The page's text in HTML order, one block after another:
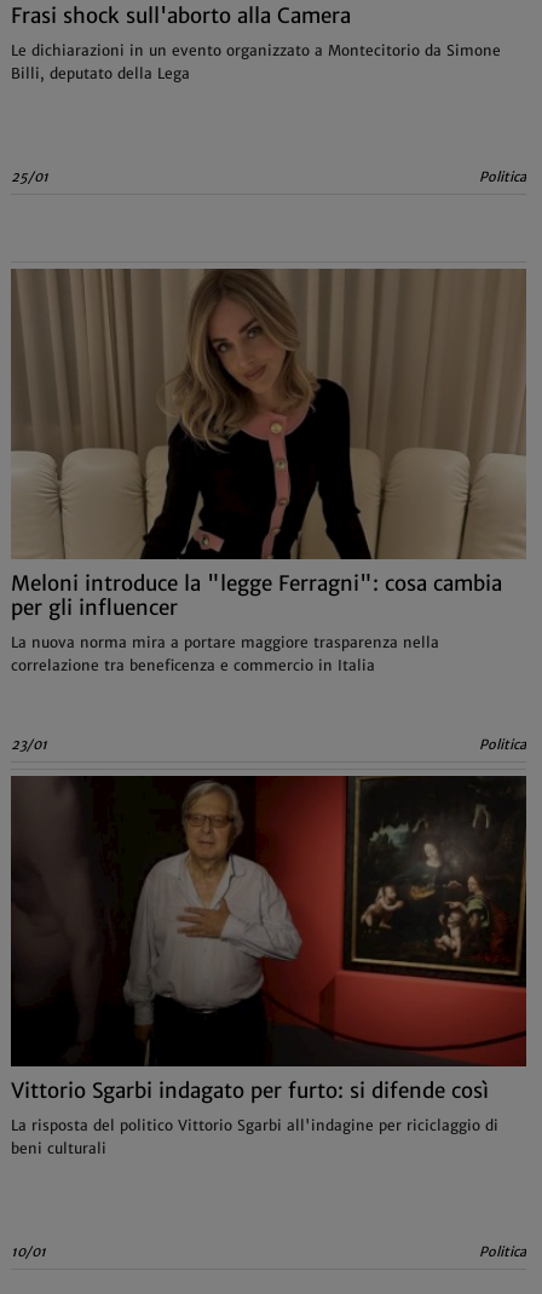
Frasi shock sull'aborto alla Camera
Le dichiarazioni in un evento organizzato a Montecitorio da Simone
Billi, deputato della Lega
25/01 Politica
Meloni introduce la "legge Ferragni": cosa cambia
per gli influencer
La nuova norma mira a portare maggiore trasparenza nella
correlazione tra beneficenza e commercio in Italia
23/01 Politica
Vittorio Sgarbi indagato per furto: si difende così
La risposta del politico Vittorio Sgarbi all'indagine per riciclaggio di
beni culturali
10/01 Politica